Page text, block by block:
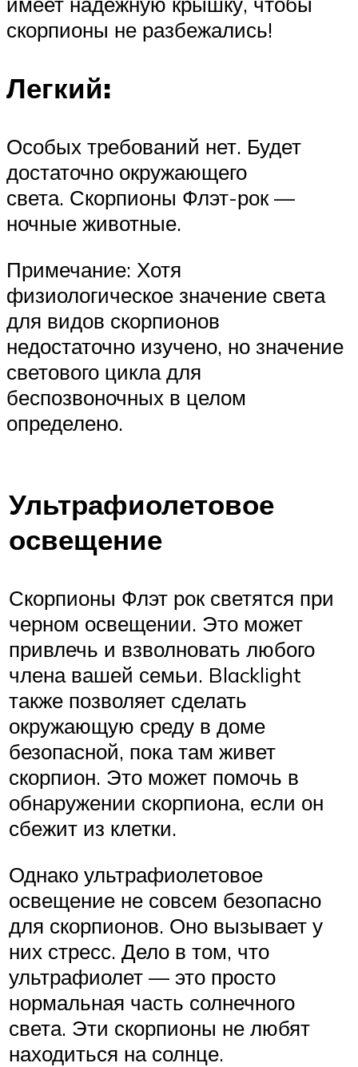
скорпионы не разбежались!
Легкий:
Особых требований нет. Будет
достаточно окружающего
света. Скорпионы Флэт-рок —
ночные животные.
Примечание: Хотя
физиологическое значение света
для видов скорпионов
недостаточно изучено, но значение
светового цикла для
беспозвоночных в целом
определено.
Ультрафиолетовое
освещение
Скорпионы Флэт рок светятся при
черном освещении. Это может
привлечь и взволновать любого
члена вашей семьи. Blacklight
также позволяет сделать
окружающую среду в доме
безопасной, пока там живет
скорпион. Это может помочь в
обнаружении скорпиона, если он
сбежит из клетки.
Однако ультрафиолетовое
освещение не совсем безопасно
для скорпионов. Оно вызывает у
них стресс. Дело в том, что
ультрафиолет — это просто
нормальная часть солнечного
света. Эти скорпионы не любят
находиться на солнце.